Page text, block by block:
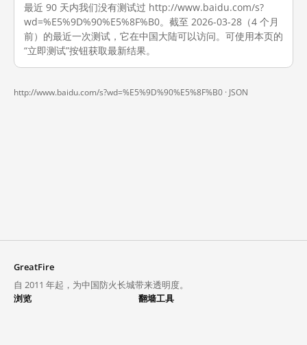
最近 90 天内我们没有测试过 http://www.baidu.com/s?
wd=%E5%9D%90%E5%8F%B0。截至 2026-03-28（4 个月
前）的最近一次测试，它在中国大陆可以访问。可使用本页的
“立即测试”按钮获取最新结果。
http://www.baidu.com/s?wd=%E5%9D%90%E5%8F%B0 · JSON
GreatFire
自 2011 年起，为中国防火长城带来透明度。
浏览
翻墙工具